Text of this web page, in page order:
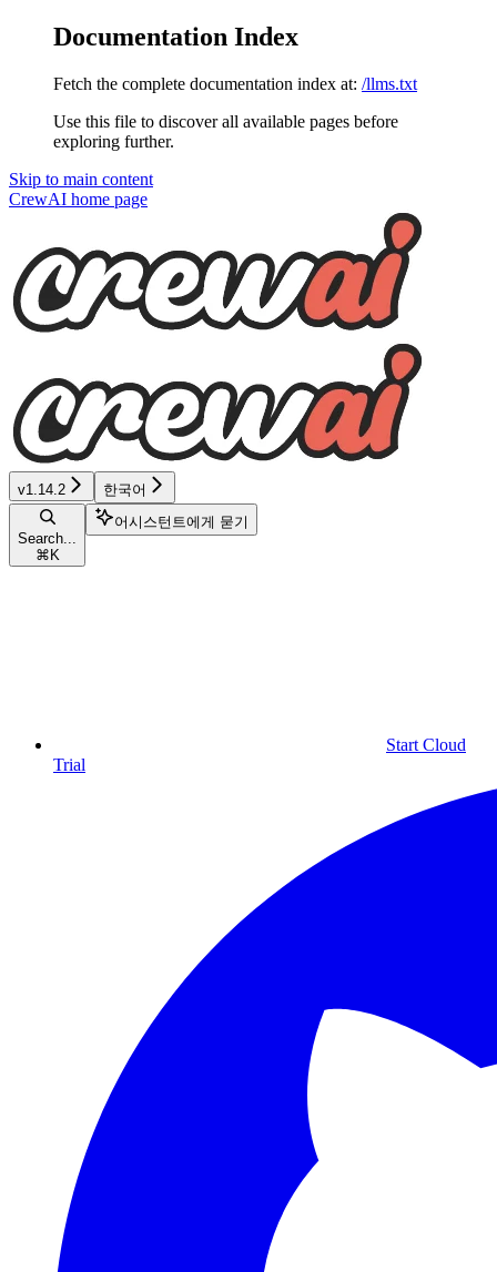
Documentation Index
Fetch the complete documentation index at: /llms.txt
Use this file to discover all available pages before
exploring further.
Skip to main content
CrewAI home page
v1.14.2 한국어
Search...
⌘ K
어시스턴트에게 묻기
Start Cloud
Trial